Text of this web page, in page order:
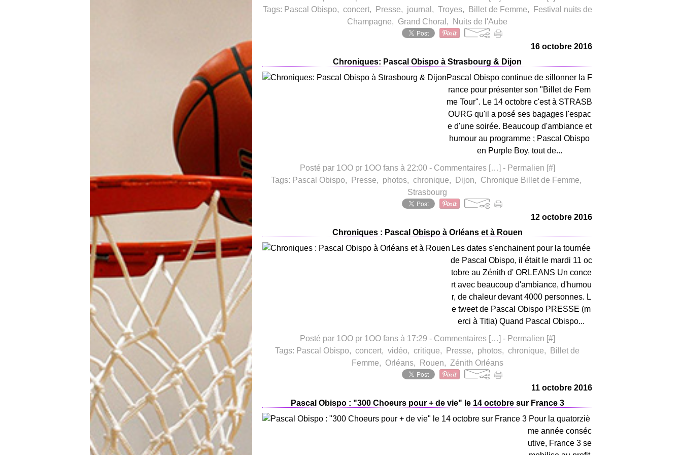
Tags: Pascal Obispo, concert, Presse, journal , Troyes, Billet de Femme,
Festival nuits de
Champagne, Grand Choral , Nuits de l'Aube
16 octobre 2016
Chroniques: Pascal Obispo à Strasbourg & Dijon
Pascal Obispo continue de sillonner la F
rance pour présenter son "Billet de Fem
me Tour". Le 14 octobre c'est à STRASB
OURG qu'il a posé ses bagages l'espac
e d'une soirée. Beaucoup d'ambiance et
humour au programme ; Pascal Obispo
en Purple Boy, tout de...
Posté par 1OO pr 1OO fans à 22:00 - Commentaires […] - Permalien [#]
Tags: Pascal Obispo, Presse, photos, chronique, Dijon, Chronique Billet de Femme,
Strasbourg
12 octobre 2016
Chroniques : Pascal Obispo à Orléans et à Rouen
Les dates s'enchainent pour la tournée
de Pascal Obispo, il était le mardi 11 oc
tobre au Zénith d' ORLEANS Un conce
rt avec beaucoup d'ambiance, d'humou
r, de chaleur devant 4000 personnes. L
e tweet de Pascal Obispo PRESSE (m
erci à Titia) Quand Pascal Obispo...
Posté par 1OO pr 1OO fans à 17:29 - Commentaires […] - Permalien [#]
Tags: Pascal Obispo, concert, vidéo, critique, Presse, photos, chronique,
Billet de
Femme, Orléans, Rouen, Zénith Orléans
11 octobre 2016
Pascal Obispo : "300 Choeurs pour + de vie" le 14 octobre sur France 3
Pour la quatorziè
me année conséc
utive, France 3 se